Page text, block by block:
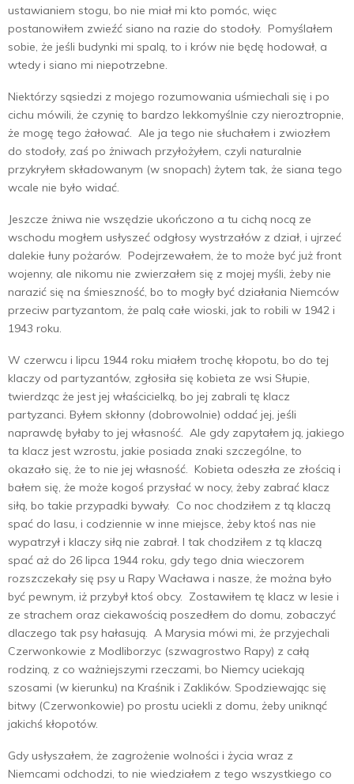
ustawianiem stogu, bo nie miał mi kto pomóc, więc
postanowiłem zwieźć siano na razie do stodoły. Pomyślałem
sobie, że jeśli budynki mi spalą, to i krów nie będę hodował, a
wtedy i siano mi niepotrzebne.
Niektórzy sąsiedzi z mojego rozumowania uśmiechali się i po
cichu mówili, że czynię to bardzo lekkomyślnie czy nieroztropnie,
że mogę tego żałować. Ale ja tego nie słuchałem i zwiozłem
do stodoły, zaś po żniwach przyłożyłem, czyli naturalnie
przykryłem składowanym (w snopach) żytem tak, że siana tego
wcale nie było widać.
Jeszcze żniwa nie wszędzie ukończono a tu cichą nocą ze
wschodu mogłem usłyszeć odgłosy wystrzałów z dział, i ujrzeć
dalekie łuny pożarów. Podejrzewałem, że to może być już front
wojenny, ale nikomu nie zwierzałem się z mojej myśli, żeby nie
narazić się na śmieszność, bo to mogły być działania Niemców
przeciw partyzantom, że palą całe wioski, jak to robili w 1942 i
1943 roku.
W czerwcu i lipcu 1944 roku miałem trochę kłopotu, bo do tej
klaczy od partyzantów, zgłosiła się kobieta ze wsi Słupie,
twierdząc że jest jej właścicielką, bo jej zabrali tę klacz
partyzanci. Byłem skłonny (dobrowolnie) oddać jej, jeśli
naprawdę byłaby to jej własność. Ale gdy zapytałem ją, jakiego
ta klacz jest wzrostu, jakie posiada znaki szczególne, to
okazało się, że to nie jej własność. Kobieta odeszła ze złością i
bałem się, że może kogoś przysłać w nocy, żeby zabrać klacz
siłą, bo takie przypadki bywały. Co noc chodziłem z tą klaczą
spać do lasu, i codziennie w inne miejsce, żeby ktoś nas nie
wypatrzył i klaczy siłą nie zabrał. I tak chodziłem z tą klaczą
spać aż do 26 lipca 1944 roku, gdy tego dnia wieczorem
rozszczekały się psy u Rapy Wacława i nasze, że można było
być pewnym, iż przybył ktoś obcy. Zostawiłem tę klacz w lesie i
ze strachem oraz ciekawością poszedłem do domu, zobaczyć
dlaczego tak psy hałasują. A Marysia mówi mi, że przyjechali
Czerwonkowie z Modliborzyc (szwagrostwo Rapy) z całą
rodziną, z co ważniejszymi rzeczami, bo Niemcy uciekają
szosami (w kierunku) na Kraśnik i Zaklików. Spodziewając się
bitwy (Czerwonkowie) po prostu uciekli z domu, żeby uniknąć
jakichś kłopotów.
Gdy usłyszałem, że zagrożenie wolności i życia wraz z
Niemcami odchodzi, to nie wiedziałem z tego wszystkiego co